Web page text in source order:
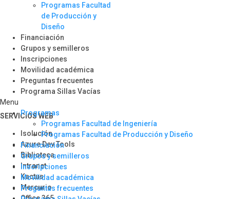
Programas Facultad
de Producción y
Diseño
Financiación
Grupos y semilleros
Inscripciones
Movilidad académica
Preguntas frecuentes
Programa Sillas Vacías
Menu
Programas
Programas Facultad de Ingeniería
Programas Facultad de Producción y Diseño
Financiación
Grupos y semilleros
Inscripciones
Movilidad académica
Preguntas frecuentes
SERVICIOS WEB
Isolución
Azure Dev Tools
Biblioteca
Intranet
Kactus
Mercurio